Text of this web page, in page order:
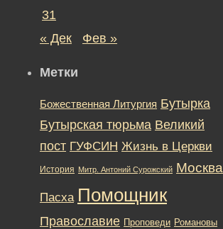
31
« Дек
Фев »
Метки
Божественная Литургия Бутырка
Бутырская тюрьма Великий
пост ГУФСИН Жизнь в Церкви
История Митр. Антоний Сурожский Москва
Пасха Помощник
Православие Проповеди Романовы